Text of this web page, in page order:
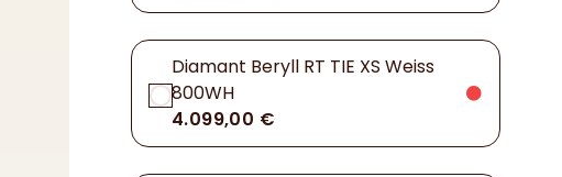
Diamant Beryll RT TIE XS Weiss
800WH
4.099,00 €